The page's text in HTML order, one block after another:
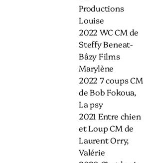
Productions
Louise
2022 WC CM de
Steffy Beneat-
Bâzy Films
Marylène
2022 7 coups CM
de Bob Fokoua,
La psy
2021 Entre chien
et Loup CM de
Laurent Orry,
Valérie